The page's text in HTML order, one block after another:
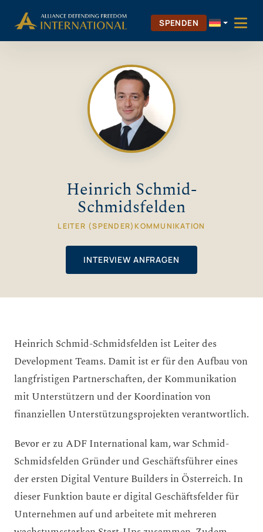
Inhalt
SPENDEN
Heinrich Schmid-
Schmidsfelden
LEITER (SPENDER)KOMMUNIKATION
INTERVIEW ANFRAGEN
Heinrich Schmid-Schmidsfelden ist Leiter des
Development Teams. Damit ist er für den Aufbau von
langfristigen Partnerschaften, der Kommunikation
mit Unterstützern und der Koordination von
finanziellen Unterstützungsprojekten verantwortlich.
Bevor er zu ADF International kam, war Schmid-
Schmidsfelden Gründer und Geschäftsführer eines
der ersten Digital Venture Builders in Österreich. In
dieser Funktion baute er digital Geschäftsfelder für
Unternehmen auf und arbeitete mit mehreren